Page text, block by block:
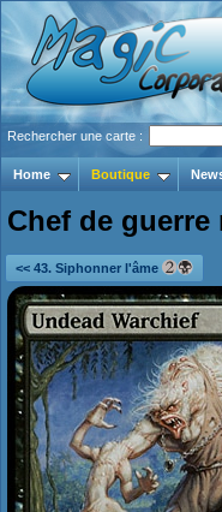
Rechercher une carte :
Home Boutique
Chef de
<< 43. Siphonner l'âme